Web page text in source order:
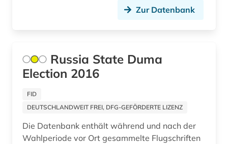
karl <römisch-deutsches reich (1)
karriereratgeber (1)
kartographie (1)
kolonialismus (2)
kommunikationswissenschaften (3)
Zur Datenbank
Russia State Duma
Election 2016
FID
DEUTSCHLANDWEIT FREI, DFG-GEFÖRDERTE LIZENZ
Die Datenbank enthält während und nach der
Wahlperiode vor Ort gesammelte Flugschriften